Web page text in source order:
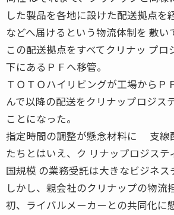
した製品を各地に設けた配送拠点を
などへ届けるという物流体制を 敷い
この配送拠点をすべてクリナッ プロ
下にあるＰＦへ移管。
ＴＯＴＯハイリビングが工場からＰ
んで以降の配送をクリナップロジス
ことになった。
指定時間の調整が懸念材料に 支線
たちとはいえ、ク リナップロジステ
国規模 の業務受託は大きなビジネス
しかし、親会社のクリナップの物流
初、ライバルメーカーとの共同化に